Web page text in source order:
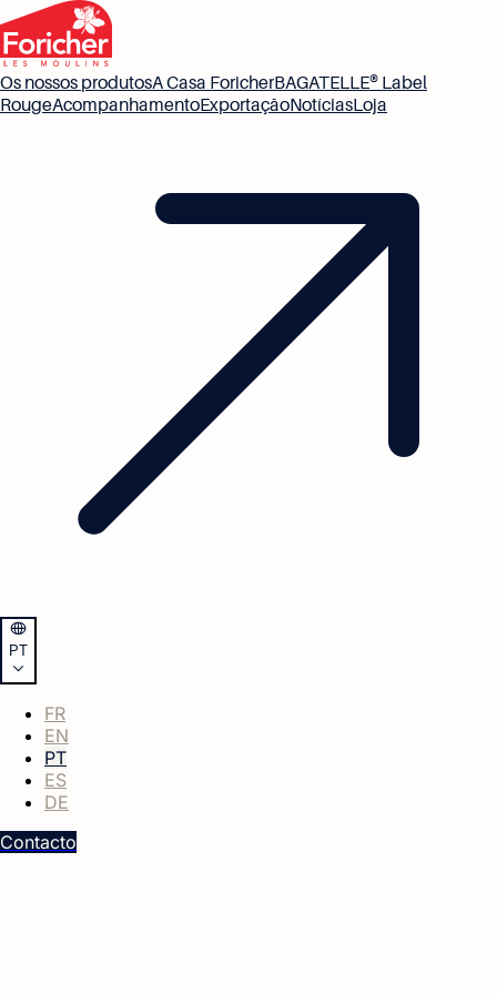
Os nossos produtosA Casa ForicherBAGATELLE® Label
RougeAcompanhamentoExportaçãoNotíciasLoja
PT
FR
EN
PT
ES
DE
Contacto